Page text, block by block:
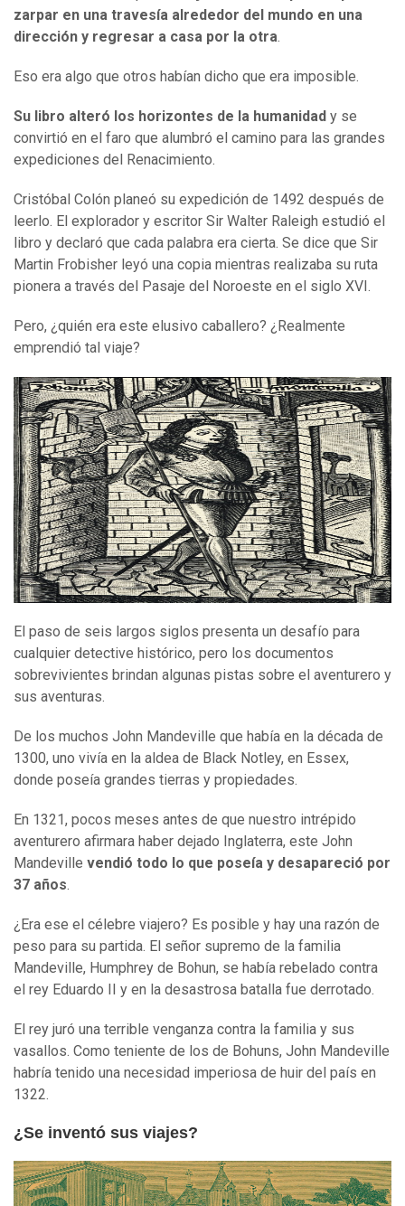
zarpar en una travesía alrededor del mundo en una
dirección y regresar a casa por la otra.
Eso era algo que otros habían dicho que era imposible.
Su libro alteró los horizontes de l a humanidad y se
convirtió en el faro que alumbró el camino para las grandes
expediciones del Renacimiento.
Cristóbal Colón planeó su expedición de 1492 después de
leerlo. El explorador y escritor Sir Walter Raleigh estudió el
libro y declaró que cada palabra era cierta. Se dice que Sir
Martin Frobisher leyó una copia mientras realizaba su ruta
pionera a través del Pasaje del Noroeste en el siglo XVI.
Pero, ¿quién era este elusivo caballero? ¿Realmente
emprendió tal viaje?
El paso de seis largos siglos presenta un desafío para
cualquier detective histórico, pero los documentos
sobrevivientes brindan algunas pistas sobre el aventurero y
sus aventuras.
De los muchos John Mandeville que había en la década de
1300, uno vivía en la aldea de Black Notley, en Essex,
donde poseía grandes tierras y propiedades.
En 1321, pocos meses antes de que nuestro intrépido
aventurero afirmara haber dejado Inglaterra, este John
Mandeville vendió todo lo que poseía y desapareció por
37 años.
¿Era ese el célebre viajero? Es posible y hay una razón de
peso para su partida. El señor supremo de la familia
Mandeville, Humphrey de Bohun, se había rebelado contra
el rey Eduardo II y en la desastrosa batalla fue derrotado.
El rey juró una terrible venganza contra la familia y sus
vasallos. Como teniente de los de Bohuns, John Mandeville
habría tenido una necesidad imperiosa de huir del país en
1322.
¿Se inventó sus viajes?